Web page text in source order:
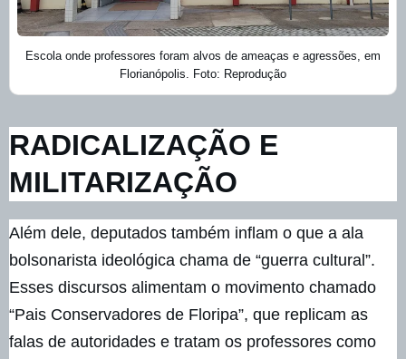
Escola onde professores foram alvos de ameaças e agressões, em
Florianópolis. Foto: Reprodução
RADICALIZAÇÃO E
MILITARIZAÇÃO
Além dele, deputados também inflam o que a ala
bolsonarista ideológica chama de “guerra cultural”.
Esses discursos alimentam o movimento chamado
“Pais Conservadores de Floripa”, que replicam as
falas de autoridades e tratam os professores como